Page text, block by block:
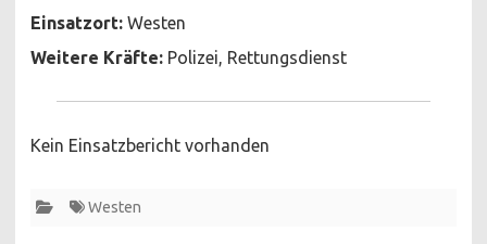
Einsatzort: Westen
Weitere Kräfte: Polizei, Rettungsdienst
Kein Einsatzbericht vorhanden
Westen